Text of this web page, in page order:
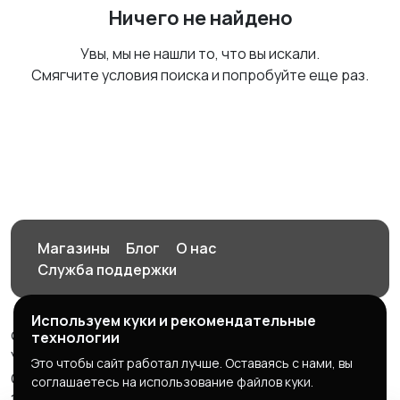
Ничего не найдено
Увы, мы не нашли то, что вы искали.
Смягчите условия поиска и попробуйте еще раз.
Магазины Блог
О нас
Служба поддержки
© 2026 Орен-АЙ - Авто | Недвижимость | Работа |
Услуги
Создал Карусов Е.С ООО "ЦПК" ИНН 5609203278 ОГРН
Используем куки и рекомендательные
технологии
Это чтобы сайт работал лучше. Оставаясь с нами, вы
соглашаетесь на использование файлов куки.